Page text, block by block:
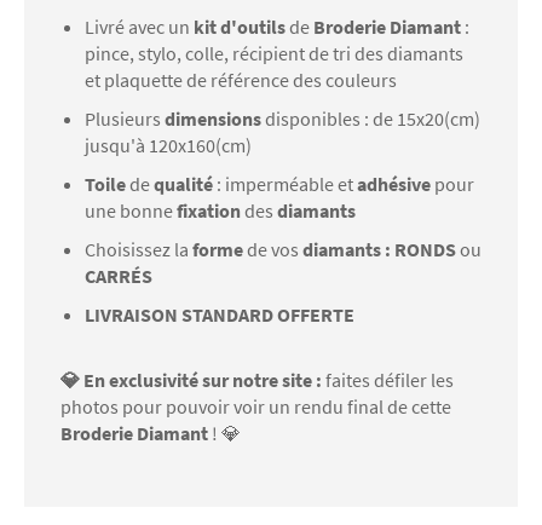
Livré avec un kit d'outilsde Broderie Diamant :
pince, stylo, colle, récipient de tri des diamants
et plaquette de référence des couleurs
Plusieurs dimensionsdisponibles : de 15x20(cm)
jusqu'à 120x160(cm)
Toiledequalité : imperméable etadhésive pour
une bonnefixationdes diamants
Choisissez la formede vos diamants : RONDSou
CARRÉS
LIVRAISON STANDARD OFFERTE
💎 En exclusivité sur notre site : faites défiler les
photos pour pouvoir voir un rendu final de cette
Broderie Diamant ! 💎